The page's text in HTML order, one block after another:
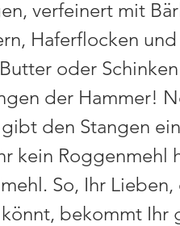
verfeinert mit
Haferflocken
oder
der Hammer!
den Stangen
kein Roggenmehl
So, Ihr
bekommt Ihr